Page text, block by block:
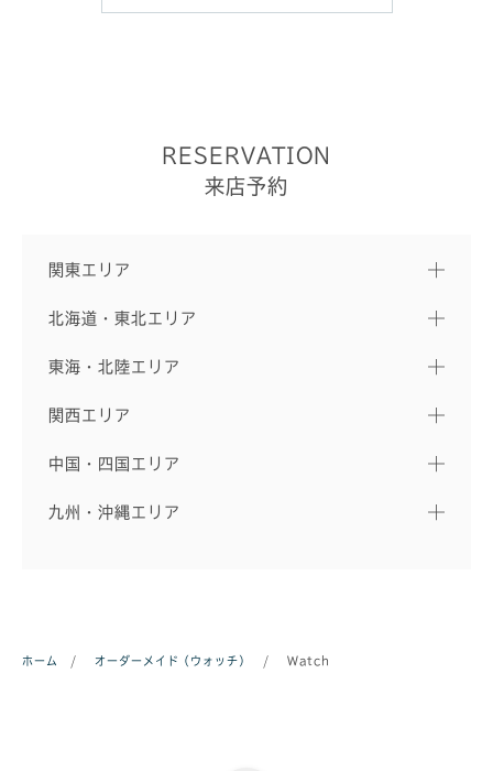
RESERVATION
来店予約
関東エリア
北海道・東北エリア
東海・北陸エリア
関西エリア
中国・四国エリア
九州・沖縄エリア
ホーム / オーダーメイド（ウォッチ） / Watch